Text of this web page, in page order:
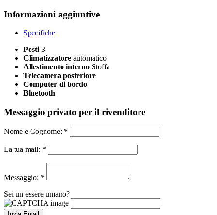
Informazioni aggiuntive
Specifiche
Posti 3
Climatizzatore automatico
Allestimento interno Stoffa
Telecamera posteriore
Computer di bordo
Bluetooth
Messaggio privato per il rivenditore
Nome e Cognome: *
La tua mail: *
Messaggio: *
Sei un essere umano?